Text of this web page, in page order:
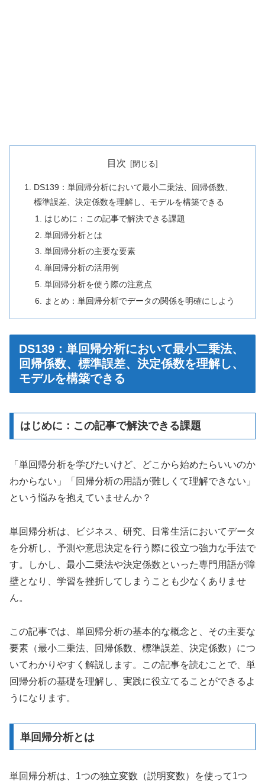
目次
DS139：単回帰分析において最小二乗法、回帰係数、
標準誤差、決定係数を理解し、モデルを構築できる
はじめに：この記事で解決できる課題
単回帰分析とは
単回帰分析の主要な要素
単回帰分析の活用例
単回帰分析を使う際の注意点
まとめ：単回帰分析でデータの関係を明確にしよう
DS139：単回帰分析において最小二乗法、
回帰係数、標準誤差、決定係数を理解し、
モデルを構築できる
はじめに：この記事で解決できる課題
「単回帰分析を学びたいけど、どこから始めたらいいのか
わからない」「回帰分析の用語が難しくて理解できない」
という悩みを抱えていませんか？
単回帰分析は、ビジネス、研究、日常生活においてデータ
を分析し、予測や意思決定を行う際に役立つ強力な手法で
す。しかし、最小二乗法や決定係数といった専門用語が障
壁となり、学習を挫折してしまうことも少なくありませ
ん。
この記事では、単回帰分析の基本的な概念と、その主要な
要素（最小二乗法、回帰係数、標準誤差、決定係数）につ
いてわかりやすく解説します。この記事を読むことで、単
回帰分析の基礎を理解し、実践に役立てることができるよ
うになります。
単回帰分析とは
単回帰分析は、1つの独立変数（説明変数）を使って1つ